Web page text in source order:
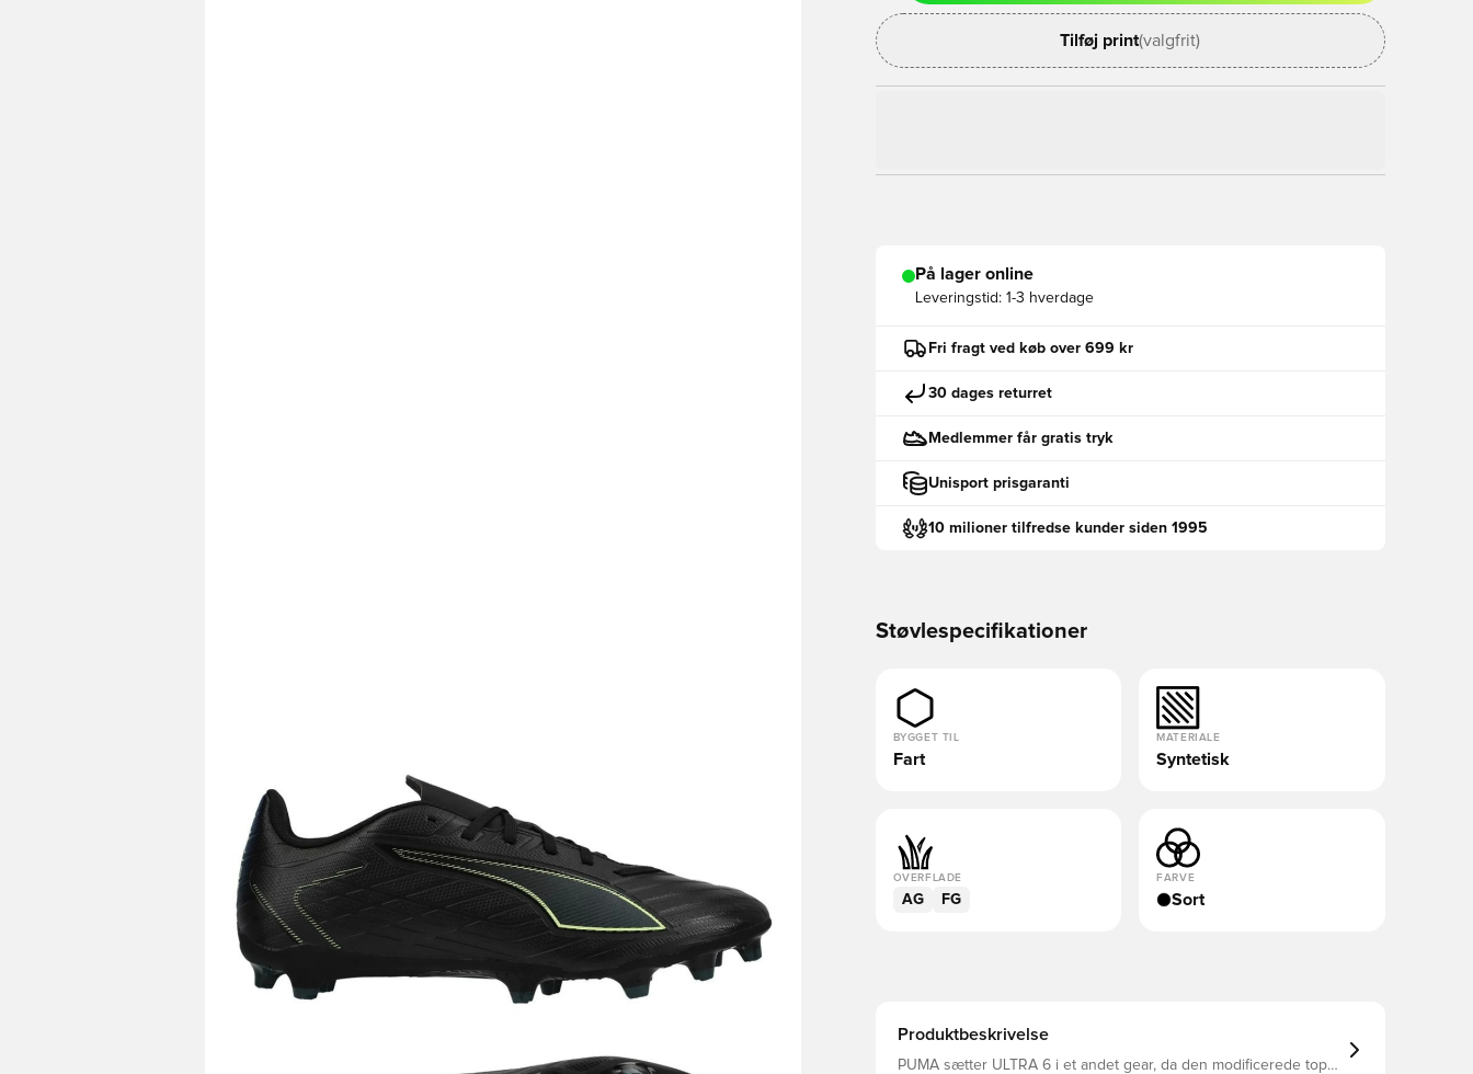
Tilføj print(valgfrit)
På lager online
Leveringstid: 1-3 hverdage
Fri fragt ved køb over 699 kr
30 dages returret
Medlemmer får gratis tryk
Unisport prisgaranti
10 milioner tilfredse kunder siden 1995
Støvlespecifikationer
BYGGET TIL
Fart
MATERIALE
Syntetisk
OVERFLADE
AG FG
FARVE
Sort
Produktbeskrivelse
PUMA sætter ULTRA 6 i et andet gear, da den modificerede top